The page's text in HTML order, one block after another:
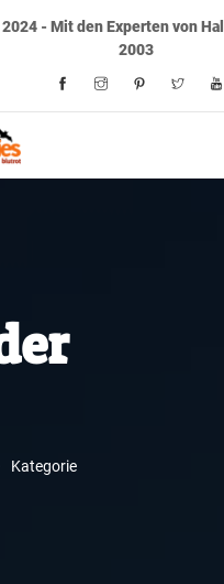
- Mit den Experten von
2003
Kategorie